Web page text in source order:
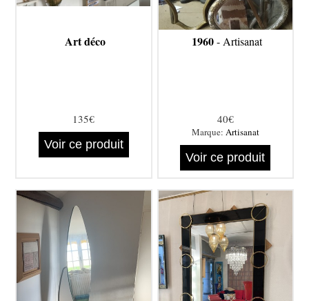
Art déco
135€
Voir ce produit
1960- Artisanat
40€
Marque: Artisanat
Voir ce produit